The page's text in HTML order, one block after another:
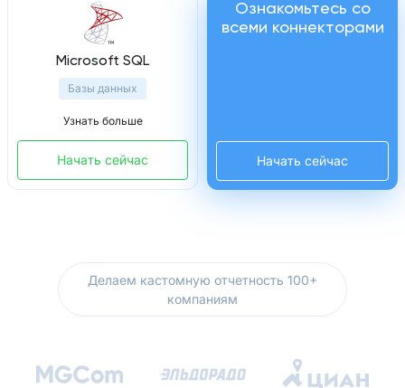
Microsoft SQL
Базы данных
Узнать больше
Начать сейчас
Ознакомьтесь со
всеми коннекторами
Начать сейчас
Делаем кастомную отчетность 100+
компаниям